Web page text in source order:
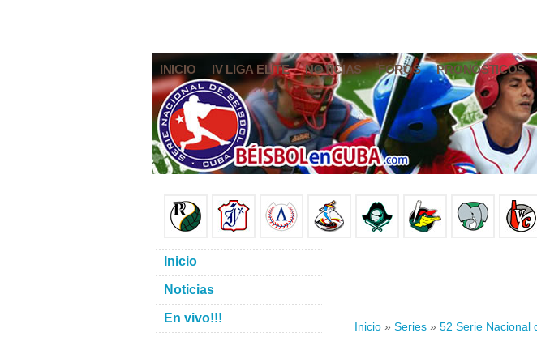
INICIO IV LIGA ELITE NOTICIAS FOROS PRONÓSTICOS
Inicio » Series » 52 Serie Nacional
Inicio
Noticias
En vivo!!!